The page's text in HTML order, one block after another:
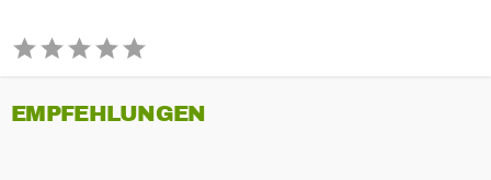
EMPFEHLUNGEN